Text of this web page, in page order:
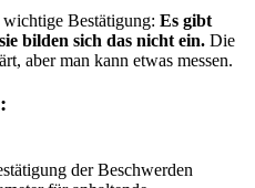
Bestätigung: Es gibt
bilden sich das nicht ein. Die
aber man kann etwas messen.
der Beschwerden